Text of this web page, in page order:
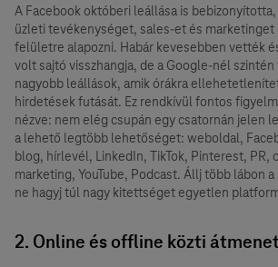
A Facebook októberi leállása is
üzleti tevékenységet, sales-et és marketinget
felületre alapozni. Habár kevesebben vették
volt sajtó visszhangja, de a Google-nél
nagyobb leállások, amik órákra
hirdetések futását. Ez rendkívül fontos
nézve: nem elég csupán egy csatornán jelen
a lehető legtöbb lehetőséget: weboldal,
blog, hírlevél, LinkedIn, TikTok, Pinterest, PR,
marketing, YouTube, Podcast. Állj több lábon
ne hagyj túl nagy kitettséget egyetlen
2. Online és offline közti